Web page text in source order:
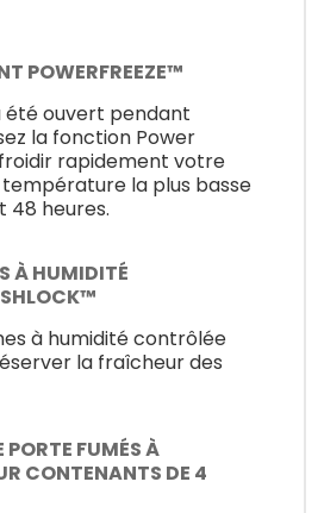
POWERFREEZE™
été ouvert pendant
la fonction Power
rapidement votre
la plus basse
48 heures.
À HUMIDITÉ
à humidité contrôlée
la fraîcheur des
FUMÉS À
CONTENANTS DE 4